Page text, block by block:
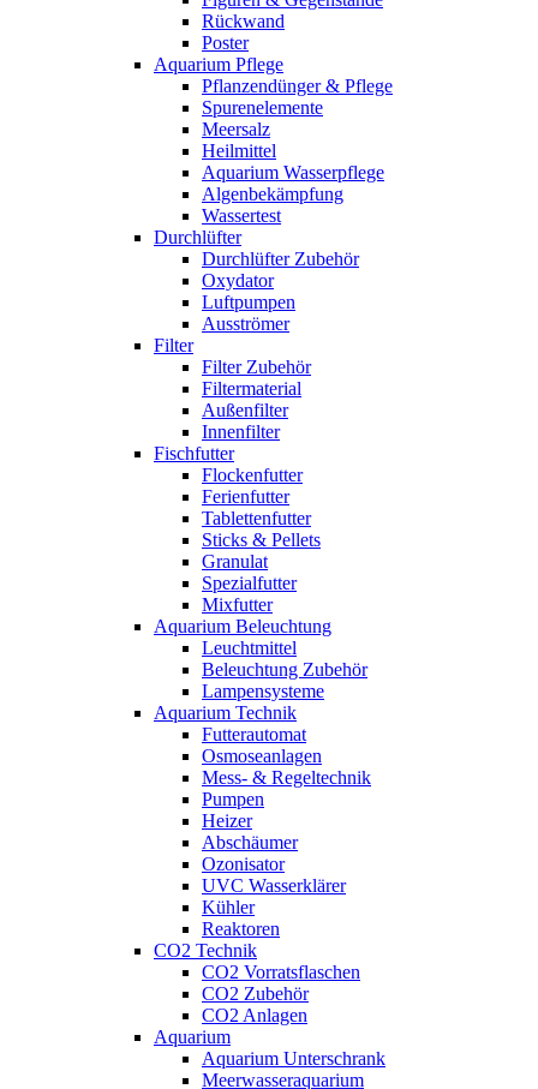
Rückwand
Poster
Aquarium Pflege
Pflanzendünger & Pflege
Spurenelemente
Meersalz
Heilmittel
Aquarium Wasserpflege
Algenbekämpfung
Wassertest
Durchlüfter
Durchlüfter Zubehör
Oxydator
Luftpumpen
Ausströmer
Filter
Filter Zubehör
Filtermaterial
Außenfilter
Innenfilter
Fischfutter
Flockenfutter
Ferienfutter
Tablettenfutter
Sticks & Pellets
Granulat
Spezialfutter
Mixfutter
Aquarium Beleuchtung
Leuchtmittel
Beleuchtung Zubehör
Lampensysteme
Aquarium Technik
Futterautomat
Osmoseanlagen
Mess- & Regeltechnik
Pumpen
Heizer
Abschäumer
Ozonisator
UVC Wasserklärer
Kühler
Reaktoren
CO2 Technik
CO2 Vorratsflaschen
CO2 Zubehör
CO2 Anlagen
Aquarium
Aquarium Unterschrank
Meerwasseraquarium